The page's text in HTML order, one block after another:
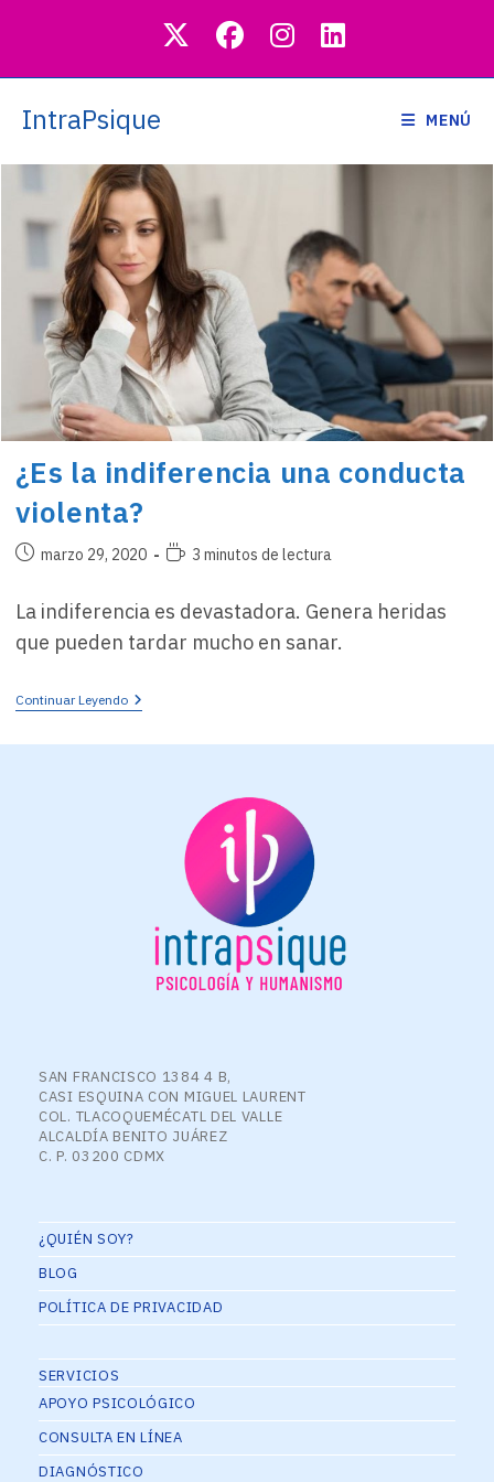
IntraPsique MENÚ
¿Es la indiferencia una conducta
violenta?
Publicación
entrada:
marzo 29, 2020
Tiempo
lectura:
3 minutos de lectura
La indiferencia es devastadora. Genera heridas
que pueden tardar mucho en sanar.
Continuar Leyendo¿Es
La
SAN FRANCISCO 1384 4 B,
CASI ESQUINA CON MIGUEL LAURENT
COL. TLACOQUEMÉCATL DEL VALLE
ALCALDÍA BENITO JUÁREZ
C. P. 03200 CDMX
¿QUIÉN SOY?
BLOG
POLÍTICA DE PRIVACIDAD
SERVICIOS
APOYO PSICOLÓGICO
CONSULTA EN LÍNEA
DIAGNÓSTICO